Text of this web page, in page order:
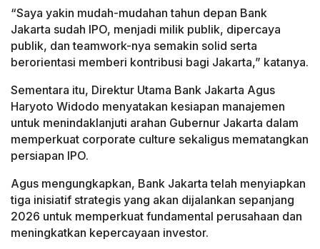
“Saya yakin mudah-mudahan tahun depan Bank
Jakarta sudah IPO, menjadi milik publik, dipercaya
publik, dan teamwork-nya semakin solid serta
berorientasi memberi kontribusi bagi Jakarta,” katanya.
Sementara itu, Direktur Utama Bank Jakarta Agus
Haryoto Widodo menyatakan kesiapan manajemen
untuk menindaklanjuti arahan Gubernur Jakarta dalam
memperkuat corporate culture sekaligus mematangkan
persiapan IPO.
Agus mengungkapkan, Bank Jakarta telah menyiapkan
tiga inisiatif strategis yang akan dijalankan sepanjang
2026 untuk memperkuat fundamental perusahaan dan
meningkatkan kepercayaan investor.